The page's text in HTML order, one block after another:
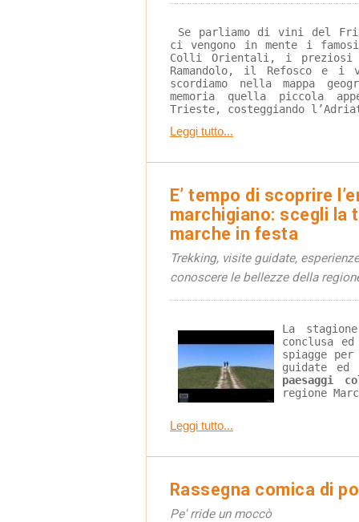
ci vengono in mente i
Colli Orientali, i
Ramandolo, il Refosco e i
scordiamo nella mappa
memoria quella piccola
Trieste, costeggiando
Leggi tutto...
E’ tempo di scoprire
marchigiano: scegli la
marche in festa
Trekking, visite guidate,
conoscere le bellezze della
La
conclusa
spiagge
guidate
paesaggi
regione
Leggi tutto...
Rassegna comica di
Pe' rride un moccò